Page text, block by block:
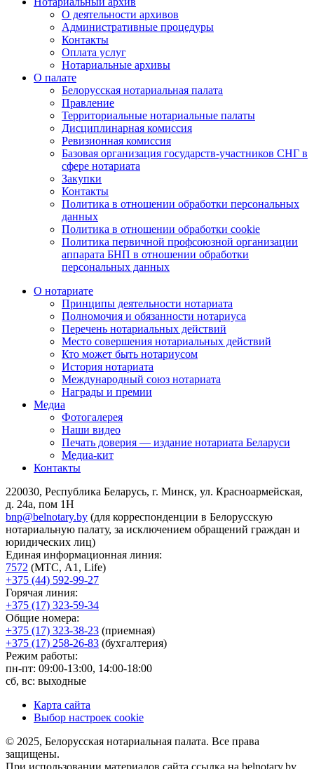
О деятельности архивов
Административные процедуры
Контакты
Оплата услуг
Нотариальные архивы
О палате
Белорусская нотариальная палата
Правление
Территориальные нотариальные палаты
Дисциплинарная комиссия
Ревизионная комиссия
Базовая организация государств-участников СНГ в
сфере нотариата
Закупки
Контакты
Политика в отношении обработки персональных
данных
Политика в отношении обработки cookie
Политика первичной профсоюзной организации
аппарата БНП в отношении обработки
персональных данных
О нотариате
Принципы деятельности нотариата
Полномочия и обязанности нотариуса
Перечень нотариальных действий
Место совершения нотариальных действий
Кто может быть нотариусом
История нотариата
Международный союз нотариата
Награды и премии
Медиа
Фотогалерея
Наши видео
Печать доверия — издание нотариата Беларуси
Медиа-кит
Контакты
220030, Республика Беларусь, г. Минск, ул. Красноармейская,
д. 24а, пом 1Н
bnp@belnotary.by (для корреспонденции в Белорусскую
нотариальную палату, за исключением обращений граждан и
юридических лиц)
Единая информационная линия:
7572 (МТС, A1, Life)
+375 (44) 592-99-27
Горячая линия:
+375 (17) 323-59-34
Общие номера:
+375 (17) 323-38-23 (приемная)
+375 (17) 258-26-83 (бухгалтерия)
Режим работы:
пн-пт: 09:00-13:00, 14:00-18:00
сб, вс: выходные
Карта сайта
Выбор настроек cookie
© 2025, Белорусская нотариальная палата. Все права
защищены.